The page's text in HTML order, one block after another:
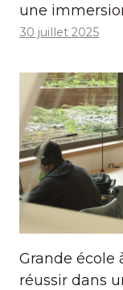
une
30 juillet 2025
Grande école
réussir dans